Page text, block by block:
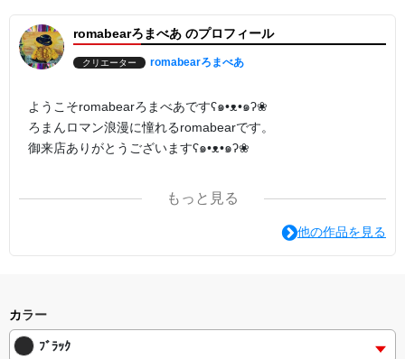
romabearろまべあ のプロフィール
クリエーター romabearろまべあ
ようこそromabearろまべあですʕ๑•ᴥ•๑ʔ❀
ろまんロマン浪漫に憧れるromabearです。
御来店ありがとうございますʕ๑•ᴥ•๑ʔ❀
ろまべあﾃﾞｻﾞｲﾝはｵﾘｼﾞﾅﾙｷｬｸﾀｰ 写真 ﾃﾞｼﾞﾀﾙｱｰﾄ 色鉛筆画 絵画
などさまざまに作っております。
もっと見る
他の作品を見る
カラー
ﾌﾞﾗｯｸ